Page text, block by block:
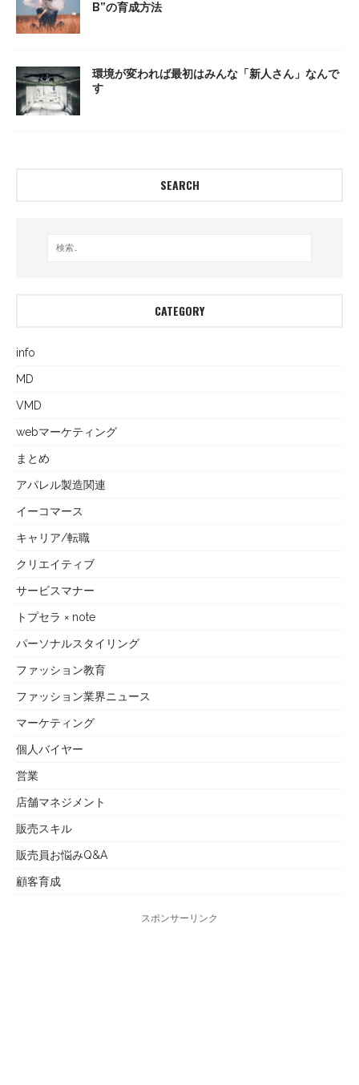
B”の育成方法
環境が変われば最初はみんな「新人さん」なんで
す
SEARCH
CATEGORY
info
MD
VMD
webマーケティング
まとめ
アパレル製造関連
イーコマース
キャリア/転職
クリエイティブ
サービスマナー
トプセラ × note
パーソナルスタイリング
ファッション教育
ファッション業界ニュース
マーケティング
個人バイヤー
営業
店舗マネジメント
販売スキル
販売員お悩みQ&A
顧客育成
スポンサーリンク